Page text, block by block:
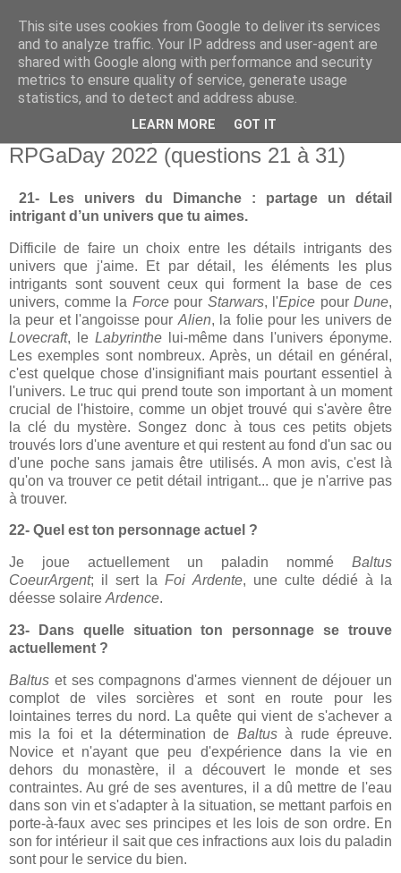
RPGaDay 2022 (questions 21 à 31)
21- Les univers du Dimanche : partage un détail
intrigant d’un univers que tu aimes.
Difficile de faire un choix entre les détails intrigants des
univers que j'aime. Et par détail, les éléments les plus
intrigants sont souvent ceux qui forment la base de ces
univers, comme la Force pour Starwars, l'Epice pour Dune,
la peur et l'angoisse pour Alien, la folie pour les univers de
Lovecraft, le Labyrinthe
lui-même dans l'univers éponyme.
Les exemples sont nombreux. Après, un détail en général,
c'est quelque chose d'insignifiant mais pourtant essentiel à
l'univers. Le truc qui prend toute son important à un moment
crucial de l'histoire, comme un objet trouvé qui s'avère être
la clé du mystère. Songez donc à tous ces petits objets
trouvés lors d'une aventure et qui restent au fond d'un sac ou
d'une poche sans jamais être utilisés. A mon avis, c'est là
qu'on va trouver ce petit détail intrigant... que je n'arrive pas
à trouver.
22- Quel est ton personnage actuel ?
Je joue actuellement un paladin nommé Baltus
CoeurArgent; il sert laFoi Ardente, une culte dédié à la
déesse solaire Ardence.
23- Dans quelle situation ton personnage se trouve
actuellement ?
Baltus et ses compagnons d'armes viennent de déjouer un
complot de viles sorcières et sont en route pour les
lointaines terres du nord. La quête qui vient de s'achever a
mis la foi et la détermination de Baltusà rude épreuve.
Novice et n'ayant que peu d'expérience dans la vie en
dehors du monastère, il a découvert le monde et ses
contraintes. Au gré de ses aventures, il a dû mettre de l'eau
dans son vin et s'adapter à la situation, se mettant parfois en
porte-à-faux avec ses principes et les lois de son ordre. En
son for intérieur il sait que ces infractions aux lois du paladin
sont pour le service du bien.
This site uses cookies from Google to deliver its services
and to analyze traffic. Your IP address and user-agent are
shared with Google along with performance and security
metrics to ensure quality of service, generate usage
statistics, and to detect and address abuse.
LEARN MORE GOT IT